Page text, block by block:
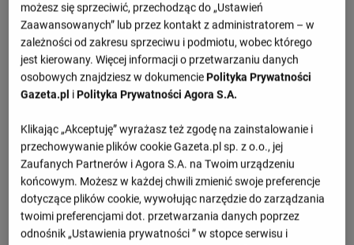
Przegląd wydarzeń
D. Hotto
(45')
A. Iimbondi
M. Papama
(79') za P. Menelik Tjiueza
V. Charles Hambira
(89') za N. Kaanjuka Katua
D. Haoseb
(90') za P. Shalulile
I. Sissoko
K. Doumbia
(53') za Y. Niakate
A. Dante
(68') za M. Diarra
M. Camara
(68') za A. Dieng
A. Traore
możesz się sprzeciwić, przechodząc do „Ustawień
Zaawansowanych” lub przez kontakt z administratorem – w
zależności od zakresu sprzeciwu i podmiotu, wobec którego
jest kierowany. Więcej informacji o przetwarzaniu danych
osobowych znajdziesz w dokumenciePolityka Prywatności
Gazeta.pl iPolityka Prywatności Agora S.A.
Klikając „Akceptuję” wyrażasz też zgodę na zainstalowanie i
przechowywanie plików cookie Gazeta.pl sp. z o.o., jej
Zaufanych Partnerów i Agora S.A. na Twoim urządzeniu
końcowym. Możesz w każdej chwili zmienić swoje preferencje
dotyczące plików cookie, wywołując narzędzie do zarządzania
twoimi preferencjami dot. przetwarzania danych poprzez
odnośnik „Ustawienia prywatności ” w stopce serwisu i